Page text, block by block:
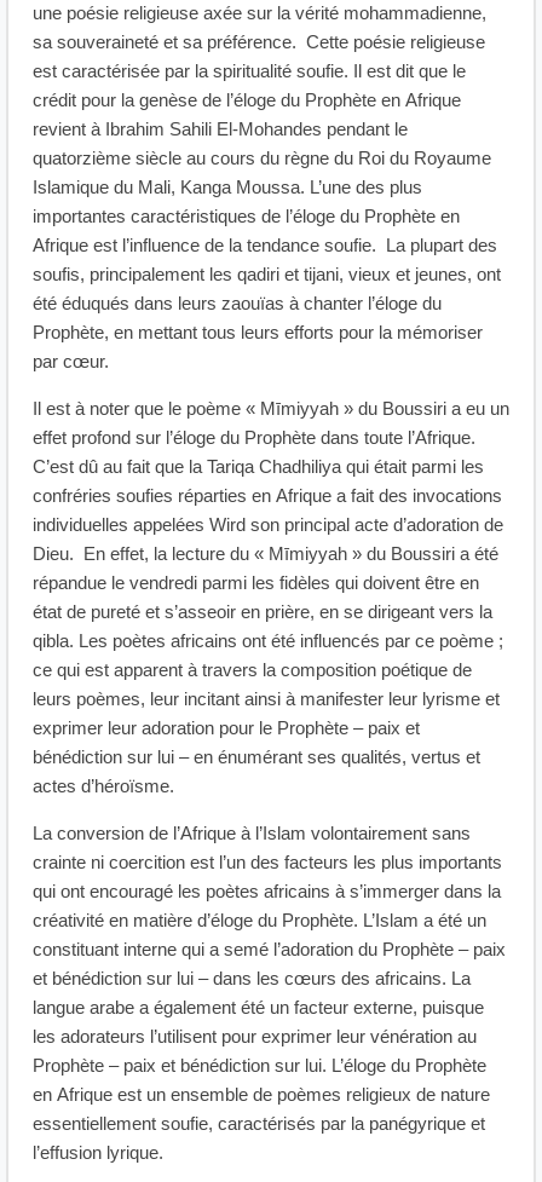
une poésie religieuse axée sur la vérité mohammadienne,
sa souveraineté et sa préférence. Cette poésie religieuse
est caractérisée par la spiritualité soufie. Il est dit que le
crédit pour la genèse de l’éloge du Prophète en Afrique
revient à Ibrahim Sahili El-Mohandes pendant le
quatorzième siècle au cours du règne du Roi du Royaume
Islamique du Mali, Kanga Moussa. L’une des plus
importantes caractéristiques de l’éloge du Prophète en
Afrique est l’influence de la tendance soufie. La plupart des
soufis, principalement les qadiri et tijani, vieux et jeunes, ont
été éduqués dans leurs zaouïas à chanter l’éloge du
Prophète, en mettant tous leurs efforts pour la mémoriser
par cœur.
Il est à noter que le poème « Mīmiyyah » du Boussiri a eu un
effet profond sur l’éloge du Prophète dans toute l’Afrique.
C’est dû au fait que la Tariqa Chadhiliya qui était parmi les
confréries soufies réparties en Afrique a fait des invocations
individuelles appelées Wird son principal acte d’adoration de
Dieu. En effet, la lecture du « Mīmiyyah » du Boussiri a été
répandue le vendredi parmi les fidèles qui doivent être en
état de pureté et s’asseoir en prière, en se dirigeant vers la
qibla. Les poètes africains ont été influencés par ce poème ;
ce qui est apparent à travers la composition poétique de
leurs poèmes, leur incitant ainsi à manifester leur lyrisme et
exprimer leur adoration pour le Prophète – paix et
bénédiction sur lui – en énumérant ses qualités, vertus et
actes d’héroïsme.
La conversion de l’Afrique à l’Islam volontairement sans
crainte ni coercition est l’un des facteurs les plus importants
qui ont encouragé les poètes africains à s’immerger dans la
créativité en matière d’éloge du Prophète. L’Islam a été un
constituant interne qui a semé l’adoration du Prophète – paix
et bénédiction sur lui – dans les cœurs des africains. La
langue arabe a également été un facteur externe, puisque
les adorateurs l’utilisent pour exprimer leur vénération au
Prophète – paix et bénédiction sur lui. L’éloge du Prophète
en Afrique est un ensemble de poèmes religieux de nature
essentiellement soufie, caractérisés par la panégyrique et
l’effusion lyrique.